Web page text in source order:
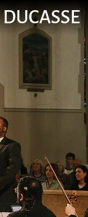
DUCASSE